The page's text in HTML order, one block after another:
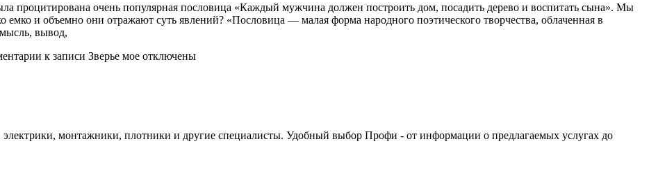
процитирована очень популярная пословица «Каждый мужчина должен построить дом, посадить дерево и воспитать сына». Мы
емко и объемно они отражают суть явлений? «Пословица — малая форма народного поэтического творчества, облаченная в
вывод,
к записи Зверье мое отключены
электрики, монтажники, плотники и другие специалисты. Удобный выбор Профи - от информации о предлагаемых услугах до